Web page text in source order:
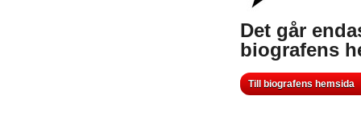
Det går
biografens
Till biografens hemsida